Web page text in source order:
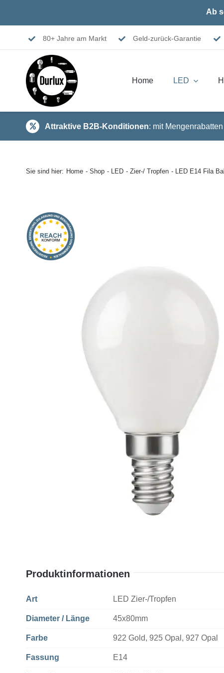
Ab
80+ Jahre am Markt Geld-zurück-Garantie
Home LED
Attraktive B2B-Konditionen: mit
Sie sind hier: Home Shop LED Zier-/ Tropfen LED E14 Fila
Produktinformationen
Art LED Zier-/Tropfen
Diameter / Länge 45x80mm
Farbe 922 Gold, 925 Opal, 927 Opal
Fassung E14